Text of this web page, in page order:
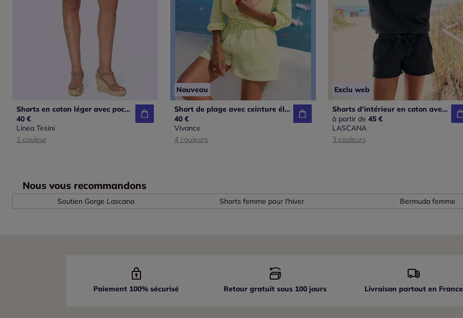
Shorts en coton léger avec poches latérales confortables
40 €
Linea Tesini
1 couleur
Nouveau
Short de plage avec ceinture élastique et poches latérales
40 €
Vivance
4 couleurs
Exclu web
Shorts d'intérieur en coton avec ceinture élastique et poches
à partir de 45 €
LASCANA
3 couleurs
Nous vous recommandons
Soutien Gorge Lascana Shorts femme pour l'hiver Bermuda femme
Paiement 100% sécurisé Retour gratuit sous 100 jours Livraison partouten France